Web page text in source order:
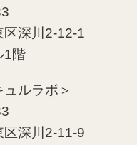
区深川2-12-1
1階
ュルラボ＞
区深川2-11-9